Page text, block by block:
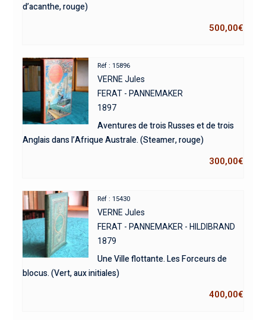
d’acanthe, rouge)
500,00€
Réf : 15896
VERNE Jules
FERAT - PANNEMAKER
1897
Aventures de trois Russes et de trois
Anglais dans l’Afrique Australe. (Steamer, rouge)
300,00€
Réf : 15430
VERNE Jules
FERAT - PANNEMAKER - HILDIBRAND
1879
Une Ville flottante. Les Forceurs de
blocus. (Vert, aux initiales)
400,00€